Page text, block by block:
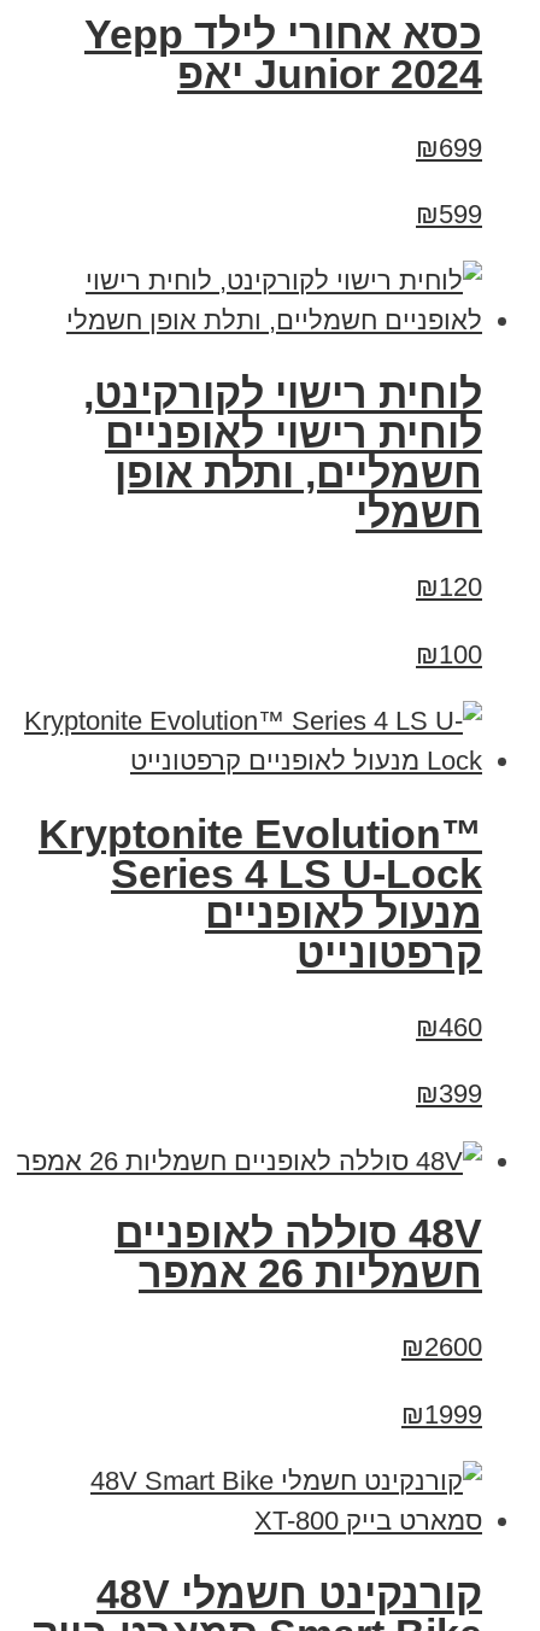
כסא אחורי לילד Yepp
Junior 2024 יאפ
₪699
₪599
לוחית רישוי לקורקינט,
לוחית רישוי לאופניים
חשמליים, ותלת אופן
חשמלי
₪120
₪100
Kryptonite Evolution™
Series 4 LS U-Lock
מנעול לאופניים
קרפטונייט
₪460
₪399
48V סוללה לאופניים
חשמליות 26 אמפר
₪2600
₪1999
קורנקינט חשמלי 48V